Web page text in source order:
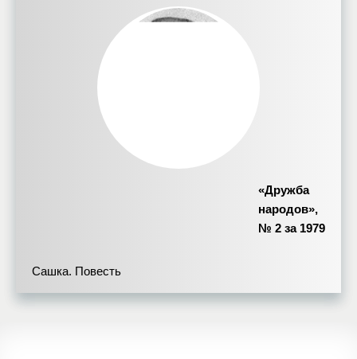
«Дружба
народов»,
№ 2 за 1979
Сашка. Повесть